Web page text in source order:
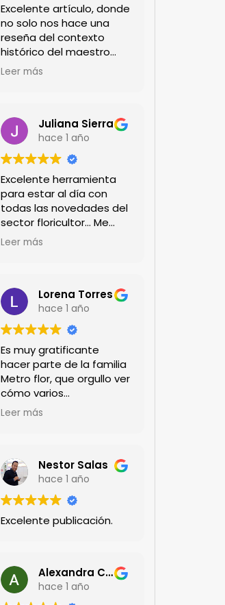
Excelente artículo, donde
no solo nos hace una
reseña del contexto
histórico del maestro
jardinero japonés si no
Felicitaciones!!
Leer más
Juliana Sierra
hace 1 año
Excelente herramienta
para estar al día con
todas las novedades del
sector floricultor... Me
encanta!!!
Leer más
Lorena Torres
hace 1 año
Es muy gratificante
hacer parte de la familia
Metro flor, que orgullo ver
cómo varios
profesionales hombres y
técnicas. Gracias por
mantenernos al día.mil
GRACIAS
Leer más
Nestor Salas
hace 1 año
Excelente publicación.
Alexandra Castillo
hace 1 año